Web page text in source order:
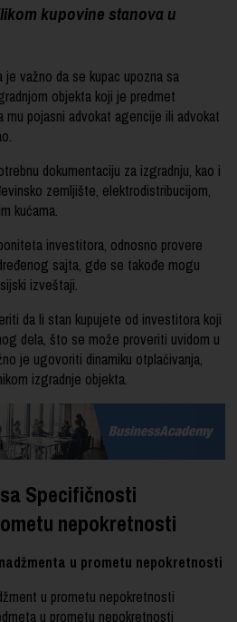
kupovine stanova u
važno da se kupac upozna sa
objekta koji je predmet
mu pojasni advokat agencije ili advokat
dokumentaciju za izgradnju, kao i
zemljište, elektrodistribucijom,
kućama.
investitora, odnosno provere
sajta, gde se takođe mogu
izveštaji.
da li stan kupujete od investitora koji
dela, što se može proveriti uvidom u
je ugovoriti dinamiku otplaćivanja,
izgradnje objekta.
Specifičnosti
nepokretnosti
u prometu nepokretnosti
u prometu nepokretnosti
u prometu nepokretnosti